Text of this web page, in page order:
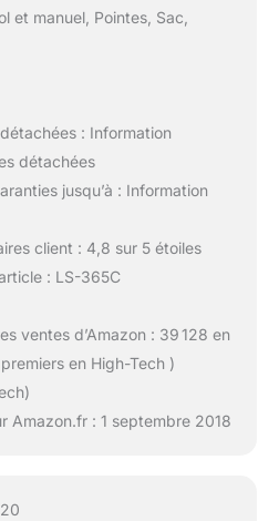
et manuel, Pointes, Sac,
: Information
détachées
jusqu’à : Information
client : 4,8 sur 5 étoiles
: LS-365C
ventes d’Amazon : 39 128 en
en High-Tech )
Amazon.fr : 1 septembre 2018